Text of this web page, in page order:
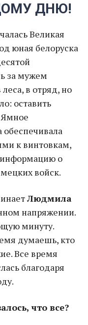
ДНЮ!
Великая
юная белоруска
за мужем
в отряд, но
оставить
обеспечивала
к винтовкам,
о
войск.
Людмила
напряжении.
минуту.
думаешь, кто
Все время
благодаря
что все?